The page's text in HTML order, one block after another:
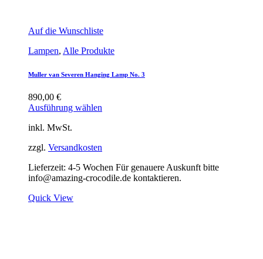
Auf die Wunschliste
Lampen, Alle Produkte
Muller van Severen Hanging Lamp No. 3
890,00 €
Ausführung wählen
inkl. MwSt.
zzgl. Versandkosten
Lieferzeit: 4-5 Wochen Für genauere Auskunft bitte
info@amazing-crocodile.de kontaktieren.
Quick View